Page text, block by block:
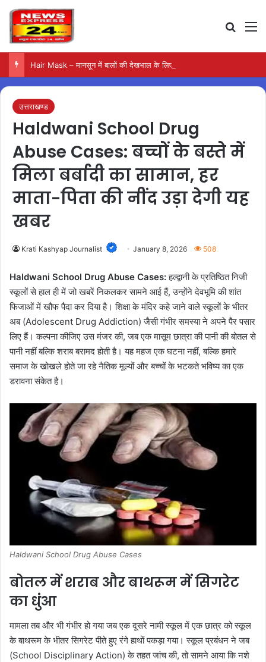
Hair Mask – मानसून में बालों की देखभाल के लिए आजमाएं अंडे का मास्क
उत्तराखण्ड
Haldwani School Drug
Abuse Cases: बच्चों के बस्ते में
मिला बर्बादी का सामान, हर
माता-पिता की नींद उड़ा देगी यह
खबर
Krati Kashyap Journalist January 8, 2026 508
Haldwani School Drug Abuse Cases:हल्द्वानी के प्रतिष्ठित निजी
स्कूलों से हाल ही में जो खबरें निकलकर सामने आई हैं, उन्होंने देवभूमि की शांत
फिजाओं में खौफ पैदा कर दिया है। शिक्षा के मंदिर कहे जाने वाले स्कूलों के भीतर
अब (Adolescent Drug Addiction) जैसी गंभीर समस्या ने अपने पैर पसार
लिए हैं। कल्पना कीजिए उस मंजर की, जब एक मासूम छात्रा की पानी की बोतल से
पानी नहीं बल्कि शराब बरामद होती है। यह महज एक घटना नहीं, बल्कि हमारे
समाज के खोखले होते जा रहे नैतिक मूल्यों और बच्चों के भटकते भविष्य का एक
डरावना संकेत है।
Haldwani School Drug Abuse Cases
बोतल में शराब और बाथरूम में सिगरेट
का धुंआ
मामला तब और भी गंभीर हो गया जब एक दूसरे नामी स्कूल में एक छात्र को स्कूल
के बाथरूम के भीतर सिगरेट पीते हुए रंगे हाथों पकड़ा गया। स्कूल प्रबंधन ने जब
(School Disciplinary Action) के तहत जांच की, तो सामने आया कि नशे